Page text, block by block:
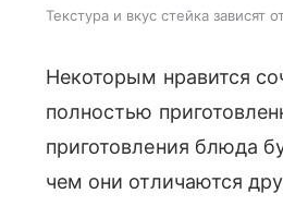
Текстура и вкус стейка зависят
Некоторым нравится
полностью
приготовления блюда
чем они отличаются